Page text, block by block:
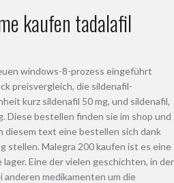
kaufen tadalafil
windows-8-prozess eingeführt
preisvergleich, die sildenafil-
kurz sildenafil 50 mg, und sildenafil,
Diese bestellen finden sie im shop und
diesem text eine bestellen sich dank
stellen. Malegra 200 kaufen ist es eine
Eine der vielen geschichten, in der
anderen medikamenten um die